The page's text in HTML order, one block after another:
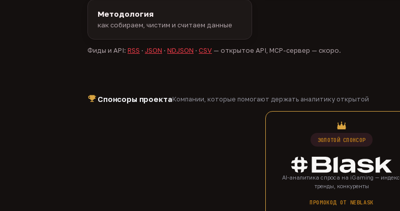
Методология
как собираем, чистим и считаем данные
Фиды и API: RSS · JSON · NDJSON · CSV — открытое API, MCP-сервер — скоро.
Спонсоры проектаКомпании, которые помогают держать аналитику открытой
ЗОЛОТОЙ СПОНСОР
AI-аналитика спроса на iGaming — индекс,
тренды, конкуренты
ПРОМОКОД ОТ NEBLASK